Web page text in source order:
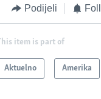
Podijeli
item is part of
Aktuelno Amerika